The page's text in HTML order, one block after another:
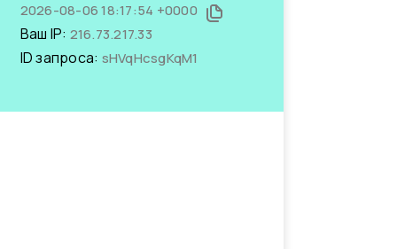
2026-08-06 18:17:54 +0000
Ваш IP: 216.73.217.33
ID запроса: sHVqHcsgKqM1